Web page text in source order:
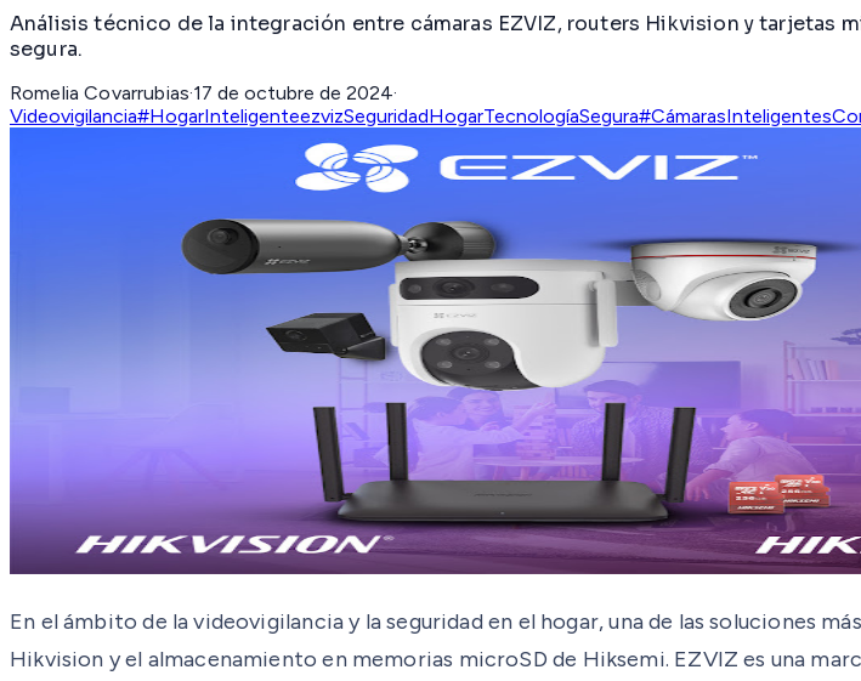
Análisis técnico de la integración entre cámaras EZVIZ, routers Hikvision y
segura.
Romelia Covarrubias·17 de octubre de 2024·
Videovigilancia#HogarInteligenteezvizSeguridadHogarTecnologíaSegura#CámarasInteligentes
En el ámbito de la videovigilancia y la seguridad en el hogar, una de las soluciones
Hikvision y el almacenamiento en memorias microSD de Hiksemi. EZVIZ es una